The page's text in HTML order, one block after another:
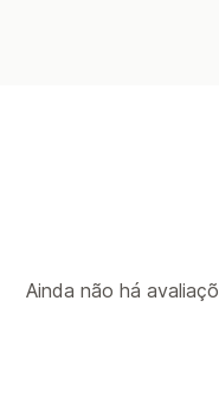
Ainda não há